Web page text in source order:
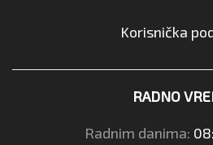
Korisnička
RADNO
Radnim danima: